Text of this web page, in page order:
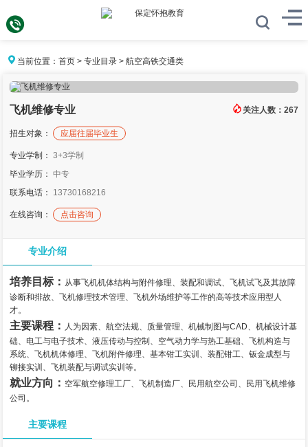
当前位置：首页 >专业目录 >航空高铁交通类
关注人数： 267
飞机维修专业
招生对象： 应届往届毕业生
专业学制：3+3学制
毕业学历：中专
联系电话： 13730168216
在线咨询： 点击咨询
专业介绍
培养目标： 从事飞机机体结构与附件修理、装配和调试、飞机试飞及其故障
诊断和排故、飞机修理技术管理、飞机外场维护等工作的高等技术应用型人
才。
主要课程： 人为因素、航空法规、质量管理、机械制图与CAD、机械设计基
础、电工与电子技术、液压传动与控制、空气动力学与热工基础、飞机构造与
系统、飞机机体修理、飞机附件修理、基本钳工实训、装配钳工、钣金成型与
铆接实训、飞机装配与调试实训等。
就业方向： 空军航空修理工厂、飞机制造厂、民用航空公司、民用飞机维修
公司。
主要课程